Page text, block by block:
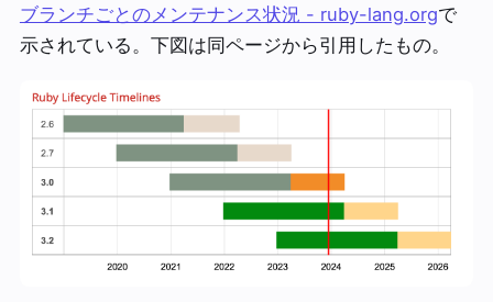
ブランチごとのメンテナンス状況 - ruby-lang.orgで
示されている。下図は同ページから引用したもの。